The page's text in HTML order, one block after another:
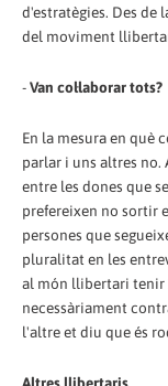
d'estratègies. Des de
del moviment
-Van col·laborar tots?
En la mesura en què
parlar i uns altres
entre les dones que
prefereixen no sortir
persones que
pluralitat en les
al món llibertari tenir
necessàriament
l'altre et diu que és
Altres llibertaris